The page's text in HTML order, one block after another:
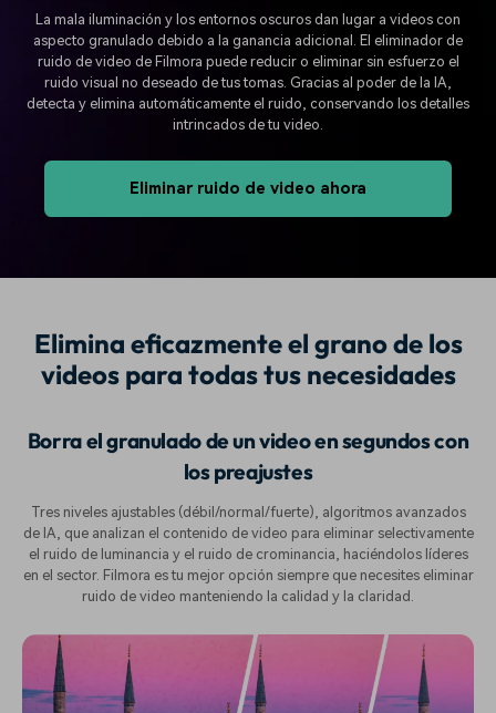
La mala iluminación y los entornos oscuros dan lugar a videos con
aspecto granulado debido a la ganancia adicional. El eliminador de
ruido de video de Filmora puede reducir o eliminar sin esfuerzo el
ruido visual no deseado de tus tomas. Gracias al poder de la IA,
detecta y elimina automáticamente el ruido, conservando los detalles
intrincados de tu video.
Eliminar ruido de video ahora
Elimina eficazmente el grano de los
videos para todas tus necesidades
Borra el granulado de un video en segundos con
los preajustes
Tres niveles ajustables (débil/normal/fuerte), algoritmos avanzados
de IA, que analizan el contenido de video para eliminar selectivamente
el ruido de luminancia y el ruido de crominancia, haciéndolos líderes
en el sector. Filmora es tu mejor opción siempre que necesites eliminar
ruido de video manteniendo la calidad y la claridad.